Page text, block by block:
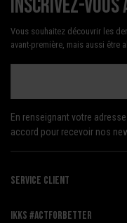
Inscrivez-
Vous souhaitez découvrir les
avant-première, mais aussi
En renseignant votre
accord pour recevoir nos
SERVICE CLIENT
IKKS #ACTFORBETTER